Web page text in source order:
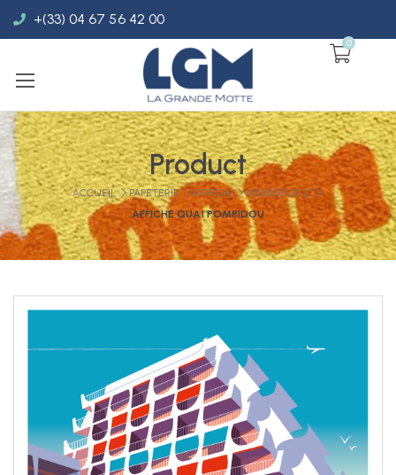
+(33) 04 67 56 42 00
0
Product
ACCUEIL PAPETERIE AFFICHE
MONSIEUR Z
AFFICHE QUAI POMPIDOU